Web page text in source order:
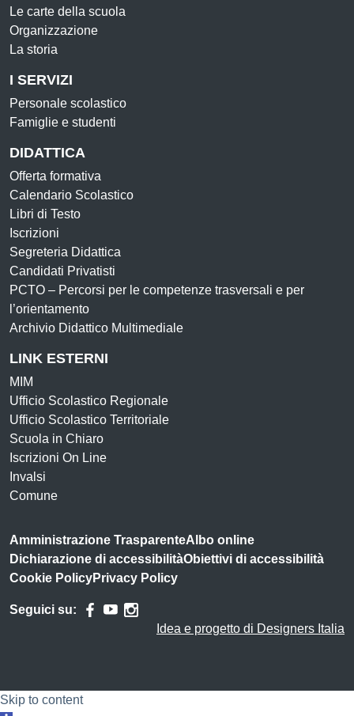
Le carte della scuola
Organizzazione
La storia
I SERVIZI
Personale scolastico
Famiglie e studenti
DIDATTICA
Offerta formativa
Calendario Scolastico
Libri di Testo
Iscrizioni
Segreteria Didattica
Candidati Privatisti
PCTO – Percorsi per le competenze trasversali e per
l’orientamento
Archivio Didattico Multimediale
LINK ESTERNI
MIM
Ufficio Scolastico Regionale
Ufficio Scolastico Territoriale
Scuola in Chiaro
Iscrizioni On Line
Invalsi
Comune
Amministrazione TrasparenteAlbo online
Dichiarazione di accessibilitàObiettivi di accessibilità
Cookie PolicyPrivacy Policy
Seguici su:
Idea e progetto di Designers Italia
Skip to content